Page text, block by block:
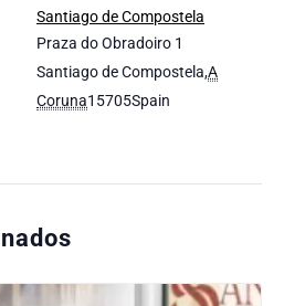
Santiago de Compostela
Praza do Obradoiro 1
Santiago de Compostela,A
Coruna15705Spain